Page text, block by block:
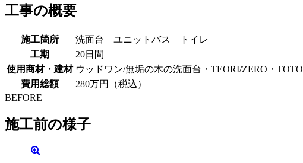
工事の概要
施工箇所
洗面台 ユニットバス トイレ
工期
20日間
使用商材・建材 ウッドワン/無垢の木の洗面台・TEORI/ZERO・TOTO
費用総額
280万円（税込）
BEFORE
施工前の様子